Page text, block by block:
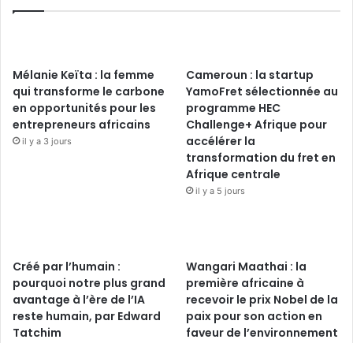
Mélanie Keïta : la femme
qui transforme le carbone
en opportunités pour les
entrepreneurs africains
il y a 3 jours
Cameroun : la startup
YamoFret sélectionnée au
programme HEC
Challenge+ Afrique pour
accélérer la
transformation du fret en
Afrique centrale
il y a 5 jours
Créé par l’humain :
pourquoi notre plus grand
avantage à l’ère de l’IA
reste humain, par Edward
Tatchim
Wangari Maathai : la
première africaine à
recevoir le prix Nobel de la
paix pour son action en
faveur de l’environnement